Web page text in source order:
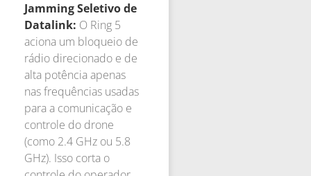
Jamming Seletivo de
Datalink: O Ring 5
aciona um bloqueio de
rádio direcionado e de
alta potência apenas
nas frequências usadas
para a comunicação e
controle do drone
(como 2.4 GHz ou 5.8
GHz). Isso corta o